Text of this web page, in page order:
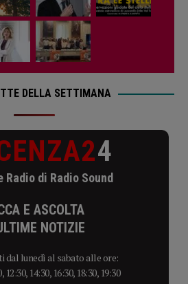
DELLA SETTIMANA
4
Radio di Radio Sound
E ASCOLTA
NOTIZIE
dal lunedì al sabato alle ore:
12:30, 14:30, 16:30, 18:30, 19:30